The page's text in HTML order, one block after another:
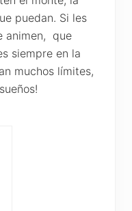
puedan. Si les
animen, que
siempre en la
muchos límites,